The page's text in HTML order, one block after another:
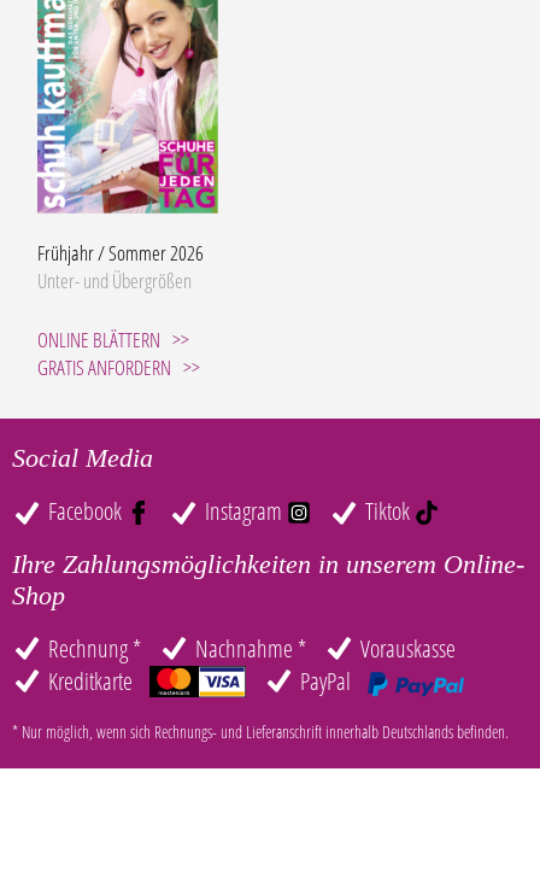
Frühjahr / Sommer 2026
Unter- und Übergrößen
ONLINE BLÄTTERN
GRATIS ANFORDERN
Social Media
Facebook Instagram Tiktok
Ihre Zahlungsmöglichkeiten in unserem Online-
Shop
Rechnung * Nachnahme *
Vorauskasse
Kreditkarte
PayPal
* Nur möglich, wenn sich Rechnungs- und Lieferanschrift innerhalb Deutschlands befinden.